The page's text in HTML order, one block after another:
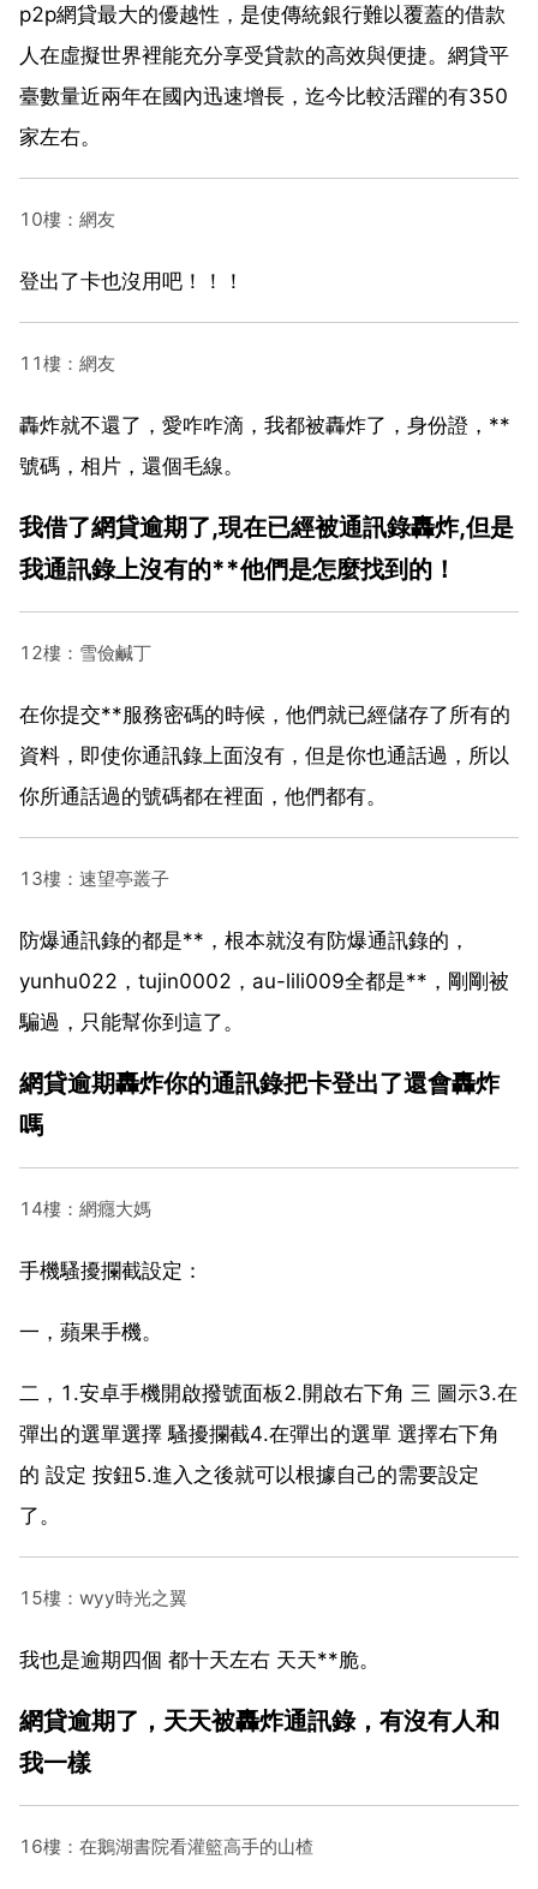
p2p網貸最大的優越性，是使傳統銀行難以覆蓋的借款
人在虛擬世界裡能充分享受貸款的高效與便捷。網貸平
臺數量近兩年在國內迅速增長，迄今比較活躍的有350
家左右。
10樓：網友
登出了卡也沒用吧！！！
11樓：網友
轟炸就不還了，愛咋咋滴，我都被轟炸了，身份證，**
號碼，相片，還個毛線。
我借了網貸逾期了,現在已經被通訊錄轟炸,但是
我通訊錄上沒有的**他們是怎麼找到的！
12樓：雪儉鹹丁
在你提交**服務密碼的時候，他們就已經儲存了所有的
資料，即使你通訊錄上面沒有，但是你也通話過，所以
你所通話過的號碼都在裡面，他們都有。
13樓：速望亭叢子
防爆通訊錄的都是**，根本就沒有防爆通訊錄的，
yunhu022，tujin0002，au-lili009全都是**，剛剛被
騙過，只能幫你到這了。
網貸逾期轟炸你的通訊錄把卡登出了還會轟炸
嗎
14樓：網癮大媽
手機騷擾攔截設定：
一，蘋果手機。
二，1.安卓手機開啟撥號面板2.開啟右下角 三 圖示3.在
彈出的選單選擇 騷擾攔截4.在彈出的選單 選擇右下角
的 設定 按鈕5.進入之後就可以根據自己的需要設定
了。
15樓：wyy時光之翼
我也是逾期四個 都十天左右 天天**脆。
網貸逾期了，天天被轟炸通訊錄，有沒有人和
我一樣
16樓：在鵝湖書院看灌籃高手的山楂